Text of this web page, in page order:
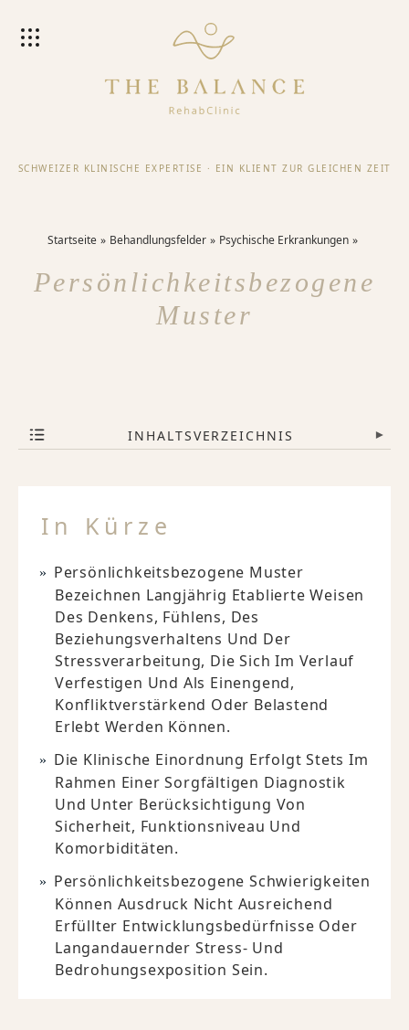
SCHWEIZER KLINISCHE EXPERTISE · EIN KLIENT ZUR GLEICHEN ZEIT
Startseite Behandlungsfelder Psychische Erkrankungen
Persönlichkeitsbezogene
Muster
INHALTSVERZEICHNIS ▾
In Kürze
Persönlichkeitsbezogene Muster
Bezeichnen Langjährig Etablierte Weisen
Des Denkens, Fühlens, Des
Beziehungsverhaltens Und Der
Stressverarbeitung, Die Sich Im Verlauf
Verfestigen Und Als Einengend,
Konfliktverstärkend Oder Belastend
Erlebt Werden Können.
Die Klinische Einordnung Erfolgt Stets Im
Rahmen Einer Sorgfältigen Diagnostik
Und Unter Berücksichtigung Von
Sicherheit, Funktionsniveau Und
Komorbiditäten.
Persönlichkeitsbezogene Schwierigkeiten
Können Ausdruck Nicht Ausreichend
Erfüllter Entwicklungsbedürfnisse Oder
Langandauernder Stress- Und
Bedrohungsexposition Sein.